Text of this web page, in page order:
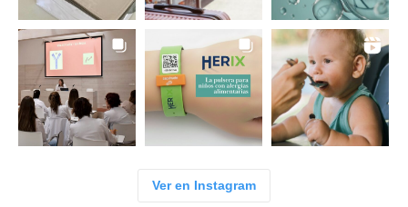
Ver en Instagram